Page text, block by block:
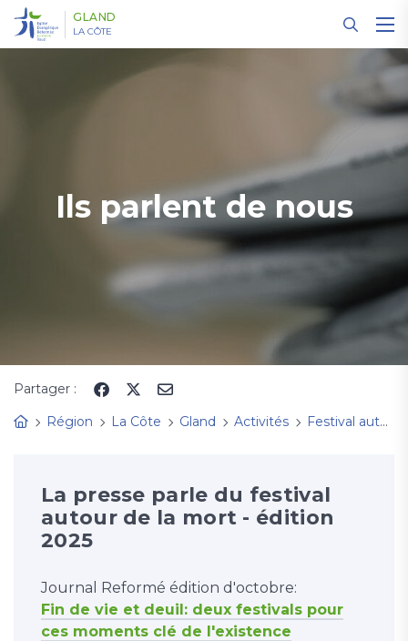
GLAND
LA CÔTE
Ils parlent de nous
Partager :
Région
La Côte Gland Activités Festival autour de la mort
La presse parle du festival
autour de la mort - édition
2025
Journal Reformé édition d'octobre:
Fin de vie et deuil: deux festivals pour
ces moments clé de l'existence
Panneau de gestion des cookies